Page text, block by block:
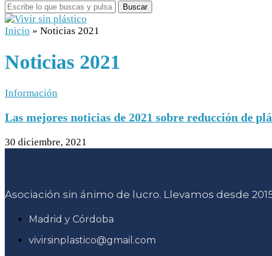
Buscar
Inicio » Noticias 2021
Noticias 2021
Información
Las mejores noticias de 2021 sobre reducción de
30 diciembre, 2021
Asociación sin ánimo de lucro. Llevamos desde
Madrid y Córdoba
vivirsinplastico@gmail.com